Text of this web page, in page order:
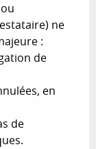
ne
:
de
en
de